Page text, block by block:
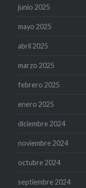
junio 2025
mayo 2025
abril 2025
marzo 2025
febrero 2025
enero 2025
diciembre 2024
noviembre 2024
octubre 2024
septiembre 2024